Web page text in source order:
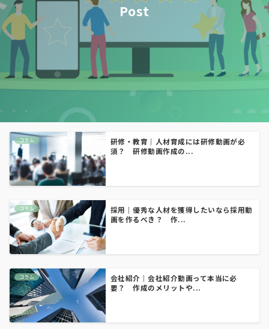
Post
コラム
研修・教育｜人材育成には研修動画が必
須？ 研修動画作成の...
コラム
採用｜優秀な人材を獲得したいなら採用動
画を作るべき？ 作...
コラム
会社紹介｜会社紹介動画って本当に必
要？ 作成のメリットや...